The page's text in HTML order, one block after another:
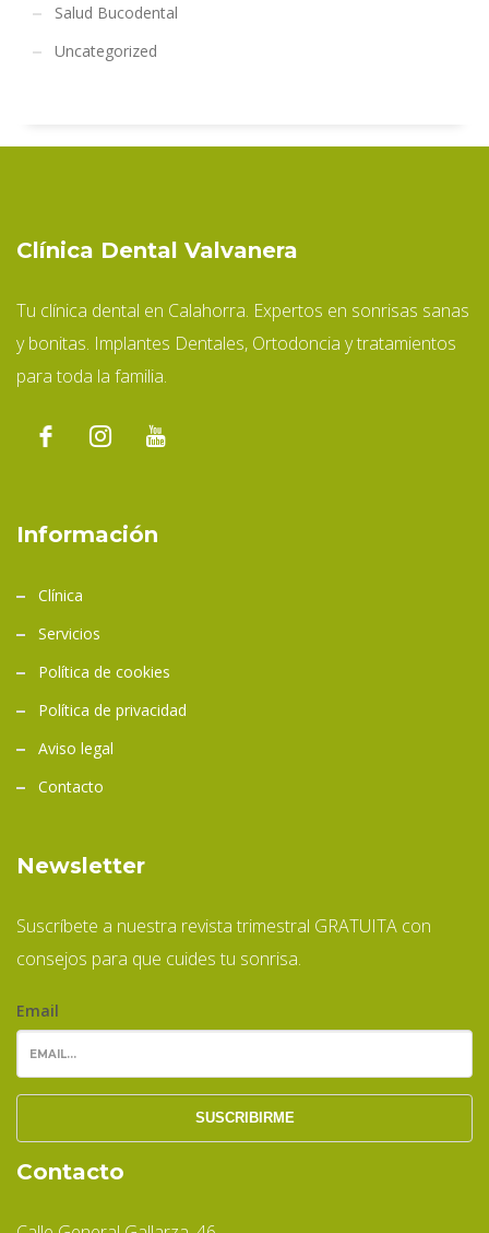
Salud Bucodental
Uncategorized
Clínica Dental Valvanera
Tu clínica dental en Calahorra. Expertos en sonrisas sanas
y bonitas. Implantes Dentales, Ortodoncia y tratamientos
para toda la familia.
Información
Clínica
Servicios
Política de cookies
Política de privacidad
Aviso legal
Contacto
Newsletter
Suscríbete a nuestra revista trimestral GRATUITA con
consejos para que cuides tu sonrisa.
Email
Contacto